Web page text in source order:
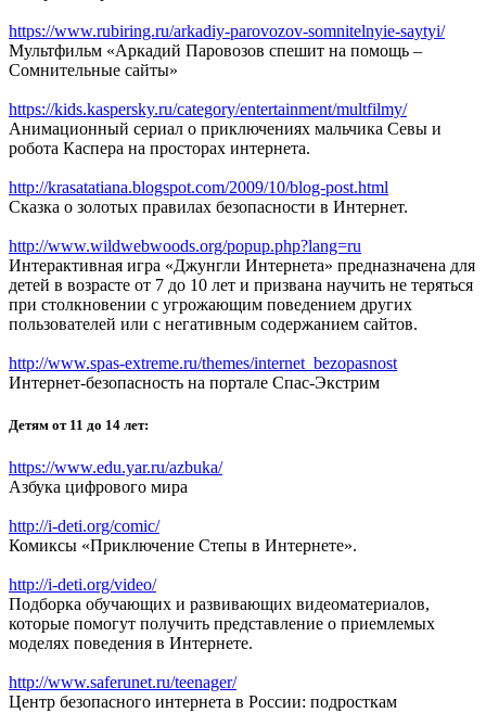
https://www.rubiring.ru/arkadiy-parovozov-somnitelnyie-saytyi/
Мультфильм «Аркадий Паровозов спешит на помощь –
Сомнительные сайты»
https://kids.kaspersky.ru/category/entertainment/multfilmy/
Анимационный сериал о приключениях мальчика Севы и
робота Каспера на просторах интернета.
http://krasatatiana.blogspot.com/2009/10/blog-post.html
Сказка о золотых правилах безопасности в Интернет.
http://www.wildwebwoods.org/popup.php?lang=ru
Интерактивная игра «Джунгли Интернета» предназначена для
детей в возрасте от 7 до 10 лет и призвана научить не теряться
при столкновении с угрожающим поведением других
пользователей или с негативным содержанием сайтов.
http://www.spas-extreme.ru/themes/internet_bezopasnost
Интернет-безопасность на портале Спас-Экстрим
Детям от 11 до 14 лет:
https://www.edu.yar.ru/azbuka/
Азбука цифрового мира
http://i-deti.org/comic/
Комиксы «Приключение Степы в Интернете».
http://i-deti.org/video/
Подборка обучающих и развивающих видеоматериалов,
которые помогут получить представление о приемлемых
моделях поведения в Интернете.
http://www.saferunet.ru/teenager/
Центр безопасного интернета в России: подросткам